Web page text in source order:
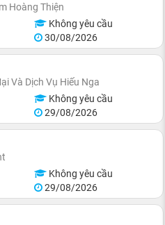
Hoàng Thiện
Không yêu cầu
30/08/2026
Và Dịch Vụ Hiếu Nga
Không yêu cầu
29/08/2026
Không yêu cầu
29/08/2026